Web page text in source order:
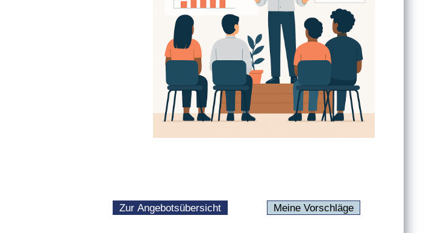
Zur Angebotsübersicht Meine Vorschläge